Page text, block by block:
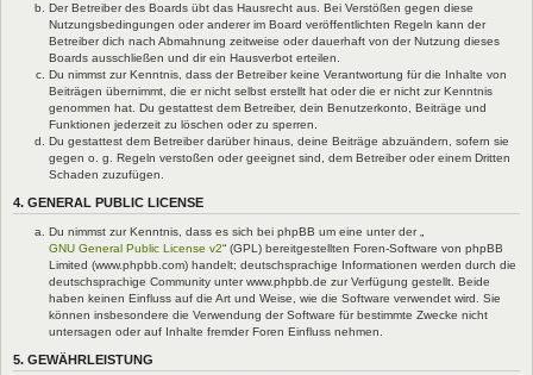
Der Betreiber des Boards übt das Hausrecht aus. Bei Verstößen gegen diese
Nutzungsbedingungen oder anderer im Board veröffentlichten Regeln kann der
Betreiber dich nach Abmahnung zeitweise oder dauerhaft von der Nutzung dieses
Boards ausschließen und dir ein Hausverbot erteilen.
Du nimmst zur Kenntnis, dass der Betreiber keine Verantwortung für die Inhalte von
Beiträgen übernimmt, die er nicht selbst erstellt hat oder die er nicht zur Kenntnis
genommen hat. Du gestattest dem Betreiber, dein Benutzerkonto, Beiträge und
Funktionen jederzeit zu löschen oder zu sperren.
Du gestattest dem Betreiber darüber hinaus, deine Beiträge abzuändern, sofern sie
gegen o. g. Regeln verstoßen oder geeignet sind, dem Betreiber oder einem Dritten
Schaden zuzufügen.
4. GENERAL PUBLIC LICENSE
Du nimmst zur Kenntnis, dass es sich bei phpBB um eine unter der „
GNU General Public License v2“ (GPL) bereitgestellten Foren-Software von phpBB
Limited (www.phpbb.com) handelt; deutschsprachige Informationen werden durch die
deutschsprachige Community unter www.phpbb.de zur Verfügung gestellt. Beide
haben keinen Einfluss auf die Art und Weise, wie die Software verwendet wird. Sie
können insbesondere die Verwendung der Software für bestimmte Zwecke nicht
untersagen oder auf Inhalte fremder Foren Einfluss nehmen.
5. GEWÄHRLEISTUNG